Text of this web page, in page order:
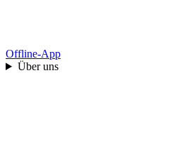
Offline-App
Über uns